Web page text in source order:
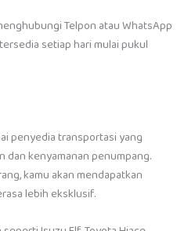
Telpon atau WhatsApp
setiap hari mulai pukul
penyedia transportasi yang
dan kenyamanan penumpang.
kamu akan mendapatkan
lebih eksklusif.